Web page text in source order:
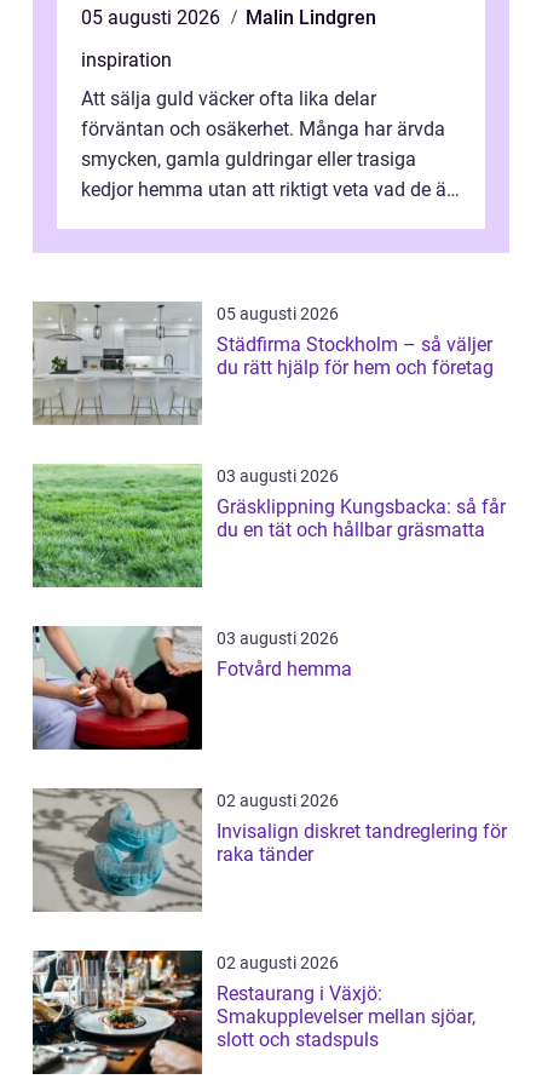
05 augusti 2026
Malin Lindgren
inspiration
Att sälja guld väcker ofta lika delar
förväntan och osäkerhet. Många har ärvda
smycken, gamla guldringar eller trasiga
kedjor hemma utan att riktigt veta vad de är
05 augusti 2026
Städfirma Stockholm – så väljer
du rätt hjälp för hem och företag
03 augusti 2026
Gräsklippning Kungsbacka: så får
du en tät och hållbar gräsmatta
03 augusti 2026
Fotvård hemma
02 augusti 2026
Invisalign diskret tandreglering för
raka tänder
02 augusti 2026
Restaurang i Växjö:
Smakupplevelser mellan sjöar,
slott och stadspuls